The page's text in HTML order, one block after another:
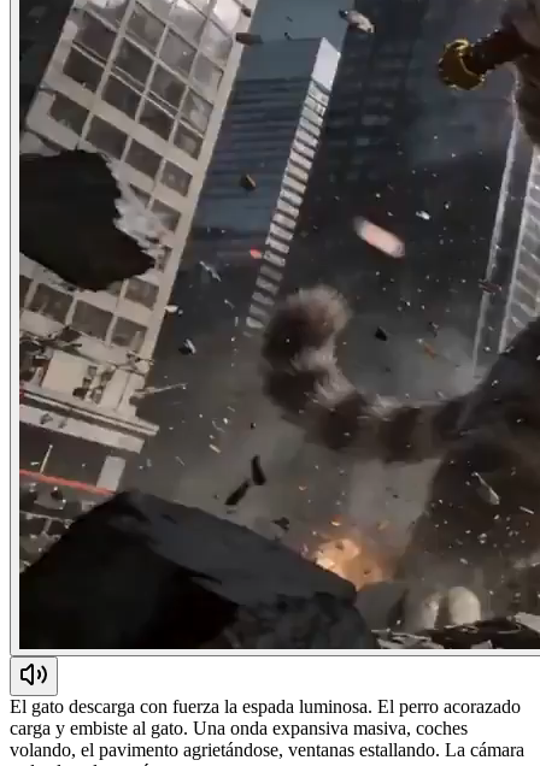
El gato descarga con fuerza la espada luminosa. El perro acorazado
carga y embiste al gato. Una onda expansiva masiva, coches
volando, el pavimento agrietándose, ventanas estallando. La cámara